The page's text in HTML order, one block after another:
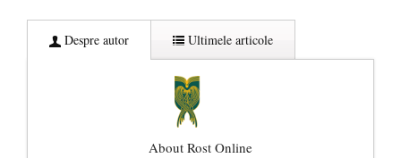
Despre autor Ultimele articole
About Rost Online